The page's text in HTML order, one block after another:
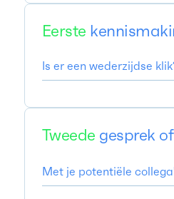
Eerste
Is er een wederzijdse
Tweede gesprek
Met je potentiële